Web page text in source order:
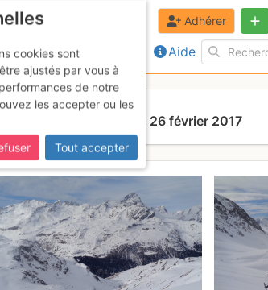
Aide
Adhérer
Dimanche 26 février 2017
cookies sont
ajustés par vous à
de notre
les accepter ou les
Tout accepter